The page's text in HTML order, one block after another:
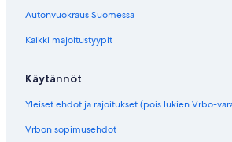
Autonvuokraus Suomessa
Kaikki majoitustyypit
Käytännöt
Yleiset ehdot ja rajoitukset (pois lukien Vrbo-
Vrbon sopimusehdot